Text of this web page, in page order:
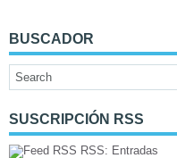
BUSCADOR
SUSCRIPCIÓN RSS
RSS: Entradas